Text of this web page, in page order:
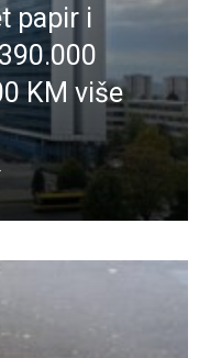
papir i
KM više